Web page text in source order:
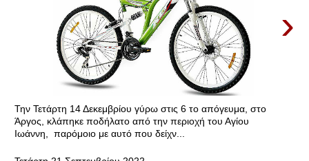
›
Την Τετάρτη 14 Δεκεμβρίου γύρω στις 6 το απόγευμα, στο
Άργος, κλάπηκε ποδήλατο από την περιοχή του Αγίου
Ιωάννη, παρόμοιο με αυτό που δείχν...